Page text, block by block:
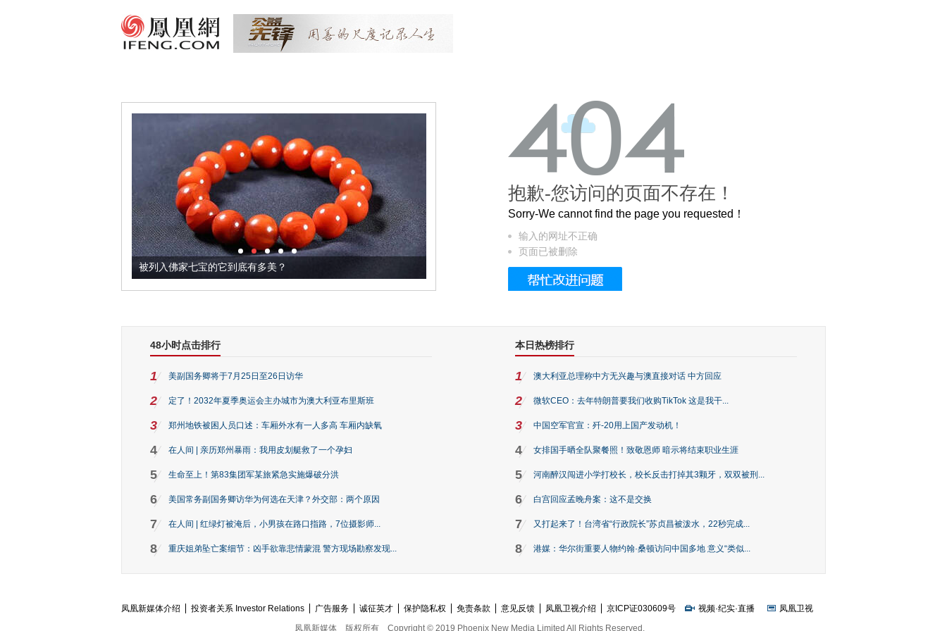
被列入佛家七宝的它到底有多美？ 这个3.2米的长卷，还原了600岁的紫禁城
抱歉-您访问的页面不存在！
Sorry-We cannot find the page you requested！
输入的网址不正确
页面已被删除
48小时点击排行
1 美副国务卿将于7月25日至26日访华
2 定了！2032年夏季奥运会主办城市为澳大利亚布里斯班
3 郑州地铁被困人员口述：车厢外水有一人多高 车厢内缺氧
4 在人间 | 亲历郑州暴雨：我用皮划艇救了一个孕妇
5 生命至上！第83集团军某旅紧急实施爆破分洪
6 美国常务副国务卿访华为何选在天津？外交部：两个原因
7 在人间 | 红绿灯被淹后，小男孩在路口指路，7位摄影师...
8 重庆姐弟坠亡案细节：凶手欲靠悲情蒙混 警方现场勘察发现...
本日热榜排行
1 澳大利亚总理称中方无兴趣与澳直接对话 中方回应
2 微软CEO：去年特朗普要我们收购TikTok 这是我干...
3 中国空军官宣：歼-20用上国产发动机！
4 女排国手晒全队聚餐照！致敬恩师 暗示将结束职业生涯
5 河南醉汉闯进小学打校长，校长反击打掉其3颗牙，双双被刑...
6 白宫回应孟晚舟案：这不是交换
7 又打起来了！台湾省“行政院长”苏贞昌被泼水，22秒完成...
8 港媒：华尔街重要人物约翰·桑顿访问中国多地 意义“类似...
凤凰新媒体介绍 投资者关系 Investor Relations 广告服务 诚征英才 保护隐私权 免责条款 意见反馈 凤凰卫视介绍 京ICP证030609号 视频·纪实·直播
凤凰卫视
凤凰新媒体
版权所有 Copyright © 2019 Phoenix New Media Limited All Rights Reserved.